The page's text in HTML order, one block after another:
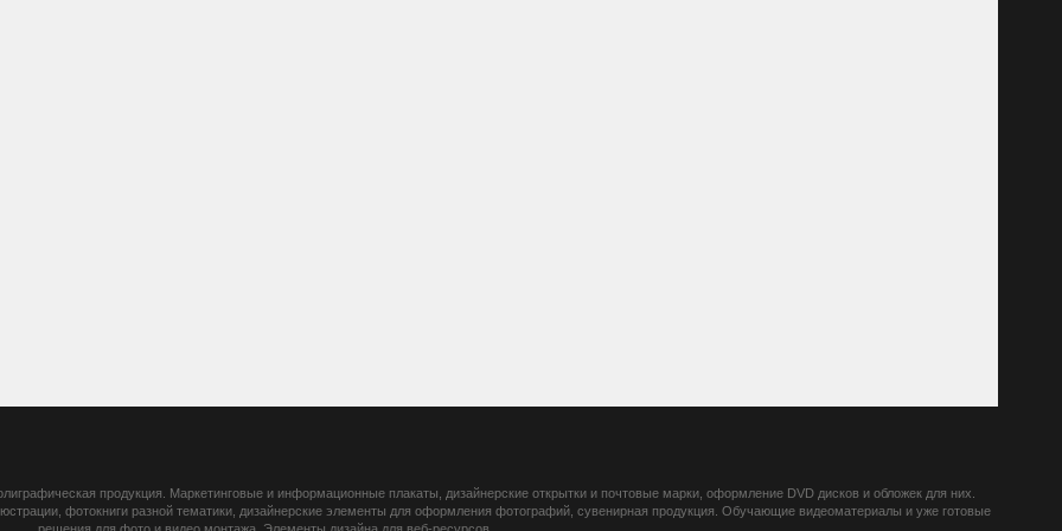
продукция. Маркетинговые и информационные плакаты, дизайнерские открытки и почтовые марки, оформление DVD дисков и обложек для них.
фотокниги разной тематики, дизайнерские элементы для оформления фотографий, сувенирная продукция. Обучающие видеоматериалы и уже готовые